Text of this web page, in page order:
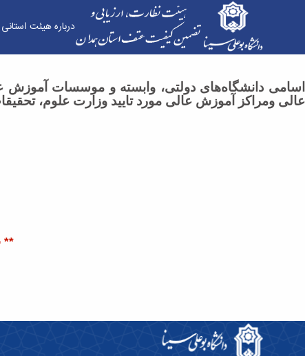
درباره هیئت استانی
اسامی دانشگاه‌های دولتی، وابسته و موسسات آموزش
عالی ومراکز آموزش عالی مورد تایید وزارت علوم،
**